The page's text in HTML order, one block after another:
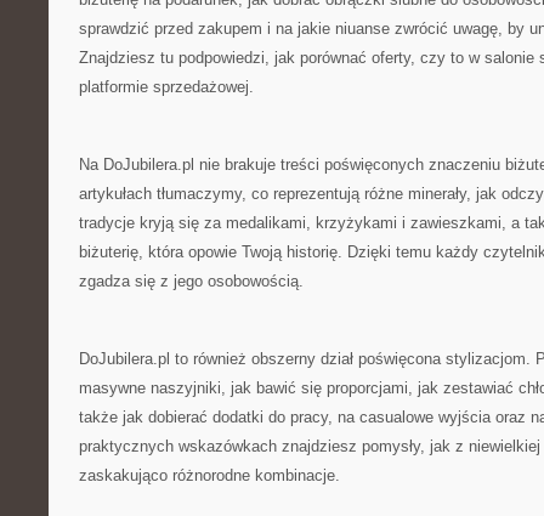
sprawdzić przed zakupem i na jakie niuanse zwrócić uwagę, by
Znajdziesz tu podpowiedzi, jak porównać oferty, czy to w salonie
platformie sprzedażowej.
Na DoJubilera.pl nie brakuje treści poświęconych znaczeniu
artykułach tłumaczymy, co reprezentują różne minerały, jak
tradycje kryją się za medalikami, krzyżykami i zawieszkami, a
biżuterię, która opowie Twoją historię. Dzięki temu każdy
zgadza się z jego osobowością.
DoJubilera.pl to również obszerny dział poświęcona stylizacjom.
masywne naszyjniki, jak bawić się proporcjami, jak zestawiać
także jak dobierać dodatki do pracy, na casualowe wyjścia oraz
praktycznych wskazówkach znajdziesz pomysły, jak z
zaskakująco różnorodne kombinacje.